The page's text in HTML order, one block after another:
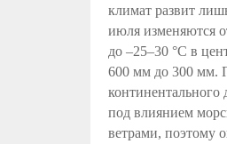
климат развит
июля изменяются
до –25–30 °С в
600 мм до 300 мм.
континентального
под влиянием
ветрами, поэтому